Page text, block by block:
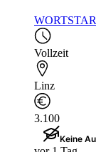
Vollzeit
Linz
3.100
Keine